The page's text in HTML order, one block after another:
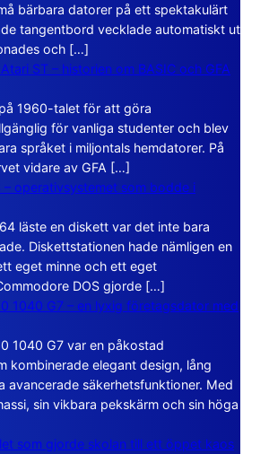
bärbara datorer på ett spektakulärt
tangentbord vecklade automatiskt ut
och […]
ST – historien om BASIC och GFA
1960-talet för att göra
för vanliga studenter och blev
språket i miljontals hemdatorer. På
vidare av GFA […]
– operativsystemet som bodde i
läste en diskett var det inte bara
Diskettstationen hade nämligen en
eget minne och ett eget
DOS gjorde […]
1040 G7 – en lyxig företagsdator med
1040 G7 var en påkostad
kombinerade elegant design, lång
avancerade säkerhetsfunktioner. Med
sin vikbara pekskärm och sin höga
som gjorde skolan till ett öppet kaos